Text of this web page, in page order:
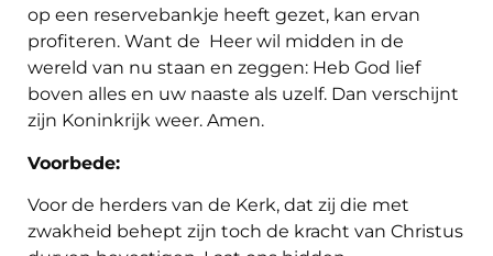
op een reservebankje heeft gezet, kan ervan
profiteren. Want de Heer wil midden in de
wereld van nu staan en zeggen: Heb God lief
boven alles en uw naaste als uzelf. Dan verschijnt
zijn Koninkrijk weer. Amen.
Voorbede:
Voor de herders van de Kerk, dat zij die met
zwakheid behept zijn toch de kracht van Christus